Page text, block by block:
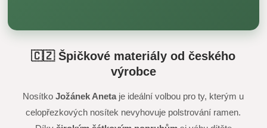
🇨🇿 Špičkové materiály od českého
výrobce
NosítkoJožánek Anetaje ideální volbou pro ty, kterým u
celopřezkových nosítek nevyhovuje polstrování ramen.